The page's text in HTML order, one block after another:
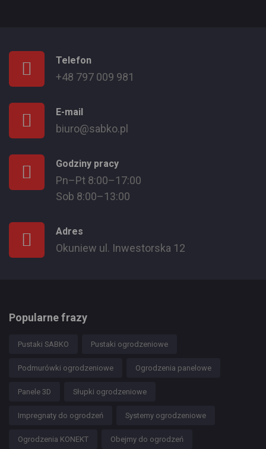
Telefon
+48 797 009 981
E-mail
biuro@sabko.pl
Godziny pracy
Pn–Pt 8:00–17:00
Sob 8:00–13:00
Adres
Okuniew ul. Inwestorska 12
Popularne frazy
Pustaki SABKO Pustaki ogrodzeniowe
Podmurówki ogrodzeniowe Ogrodzenia panelowe
Panele 3D Słupki ogrodzeniowe
Impregnaty do ogrodzeń Systemy ogrodzeniowe
Ogrodzenia KONEKT Obejmy do ogrodzeń